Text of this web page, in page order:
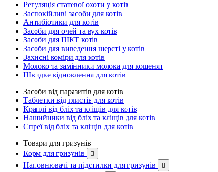
Регуляція статевої охоти у котів
Заспокійливі засоби для котів
Антибіотики для котів
Засоби для очей та вух котів
Засоби для ШКТ котів
Засоби для виведення шерсті у котів
Захисні коміри для котів
Молоко та замінники молока для кошенят
Швидке відновлення для котів
Засоби від паразитів для котів
Таблетки від глистів для котів
Краплі від бліх та кліщів для котів
Нашийники від бліх та кліщів для котів
Спреї від бліх та кліщів для котів
Товари для гризунів
Корм для гризунів

Наповнювачі та підстилки для гризунів 